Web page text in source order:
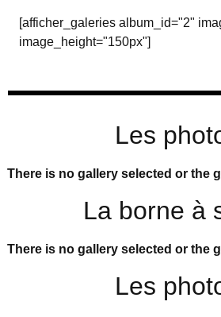
[afficher_galeries album_id="2"
image_height="150px"]
Les
There is no gallery selected or the
La borne à
There is no gallery selected or the
Les